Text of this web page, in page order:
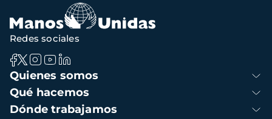
Navegación
principal
Quienes somos
Qué hacemos
Dónde trabajamos
Redes sociales